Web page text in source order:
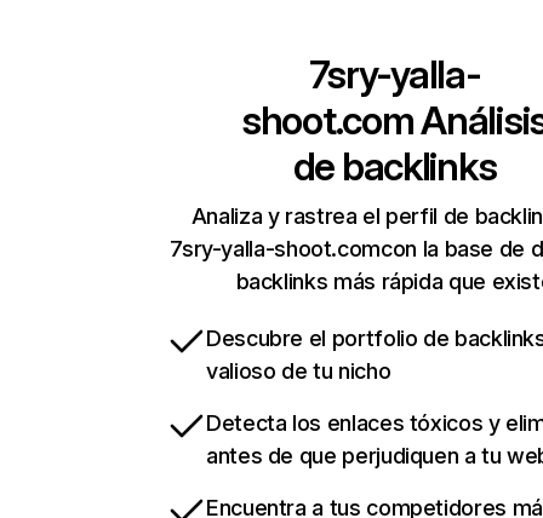
7sry-yalla-
shoot.com
de backlinks
Analiza y rastrea el perfil de
7sry-yalla-shoot.comcon la base de
backlinks más rápida que
Descubre el portfolio de
valioso de tu nicho
Detecta los enlaces tóxicos y
antes de que perjudiquen a tu
Encuentra a tus competidores